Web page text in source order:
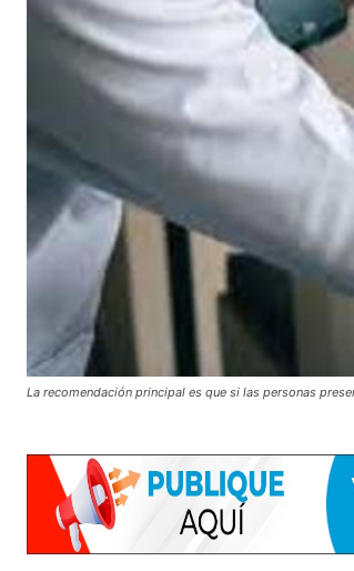
La recomendación principal es que si las personas